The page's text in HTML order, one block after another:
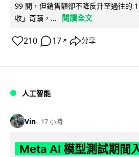
99 間，但銷售額卻不降反升至過往的
收」奇蹟，...
閱讀全文
210 17 ↗ 分享
人工智能
Vin 17 小時
Meta AI 模型測試期間